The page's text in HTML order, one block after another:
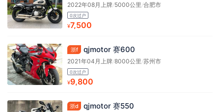
2022年08月上牌/5000公里 /合肥市
0次过户
¥7,500
浙f qjmotor 赛600
2021年04月上牌/8000公里 /苏州市
0次过户
¥9,800
浙d qjmotor 赛550